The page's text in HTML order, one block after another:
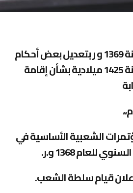
) لسنة 1369 و ر بتعديل بعض أحكام
القانون رقم 13 لسنة 1425 ميلادية بشأن إقامة
الشعبية الأساسية في
للعام 1368 و.ر
.
قيام سلطة الشعب.